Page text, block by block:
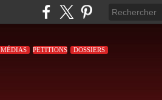
MÉDIAS PETITIONS DOSSIERS